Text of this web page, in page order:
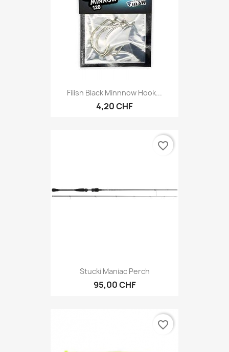
Fiiish Black Minnnow Hook...
4,20 CHF
Stucki Maniac Perch
95,00 CHF
favorite_border
favorite_border